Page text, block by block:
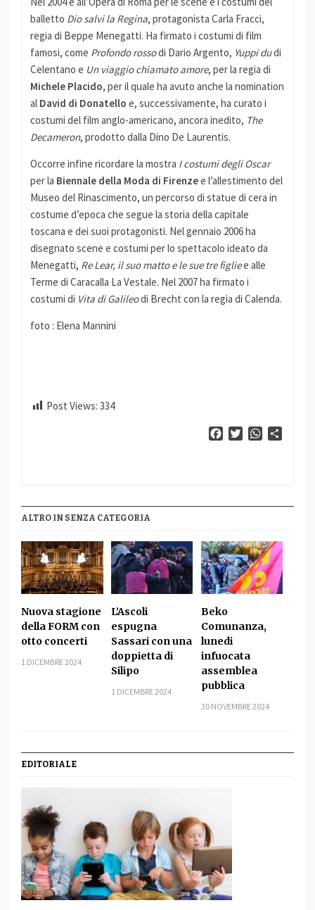
balletto Dio salvi la Regina, protagonista Carla Fracci,
regia di Beppe Menegatti. Ha firmato i costumi di film
famosi, come Profondo rossodi Dario Argento, Yuppi dudi
Celentano e Un viaggio chiamato amore, per la regia di
Michele Placido, per il quale ha avuto anche la nomination
al David di Donatello e, successivamente, ha curato i
costumi del film anglo-americano, ancora inedito, The
Decameron, prodotto dalla Dino De Laurentis.
Occorre infine ricordare la mostra I costumi degli Oscar
per la Biennale della Moda di Firenzee l’allestimento del
Museo del Rinascimento, un percorso di statue di cera in
costume d’epoca che segue la storia della capitale
toscana e dei suoi protagonisti. Nel gennaio 2006 ha
disegnato scene e costumi per lo spettacolo ideato da
Menegatti, Re Lear, il suo matto e le sue tre figliee alle
Terme di Caracalla La Vestale. Nel 2007 ha firmato i
costumi di Vita di Galileodi Brecht con la regia di Calenda.
foto : Elena Mannini
Post Views: 334
FacebookTwitterWhatsApp
ALTRO IN SENZA CATEGORIA
Nuova stagione
della FORM con
otto concerti
1 DICEMBRE 2024
L’Ascoli
espugna
Sassari con una
doppietta di
Silipo
1 DICEMBRE 2024
Beko
Comunanza,
lunedi
infuocata
assemblea
pubblica
30 NOVEMBRE 2024
EDITORIALE